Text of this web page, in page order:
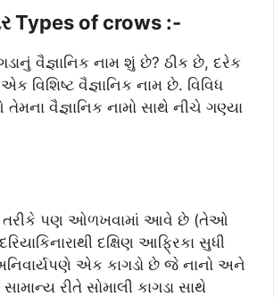
Types of crows :-
વૈજ્ઞાનિક નામ શું છે? ઠીક છે, દરેક
વિશિષ્ટ વૈજ્ઞાનિક નામ છે. વિવિધ
તેમના વૈજ્ઞાનિક નામો સાથે નીચે ગણ્યા
તરીકે પણ ઓળખવામાં આવે છે (તેઓ
દક્ષિણ આફ્રિકા સુધી
એક કાગડો છે જે નાનો અને
રીતે સોમાલી કાગડા સાથે